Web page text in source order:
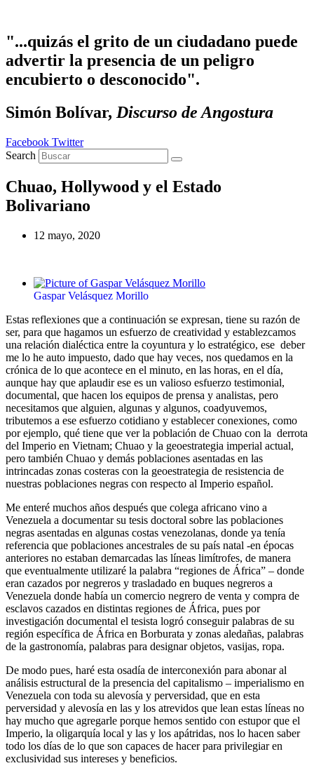
contenido
"...quizás el grito de un ciudadano puede
advertir la presencia de un peligro
encubierto o desconocido".
Simón Bolívar, Discurso de Angostura
Facebook Twitter
Search
Chuao, Hollywood y el Estado
Bolivariano
12 mayo, 2020
Gaspar Velásquez Morillo
Estas reflexiones que a continuación se expresan, tiene su razón de
ser, para que hagamos un esfuerzo de creatividad y establezcamos
una relación dialéctica entre la coyuntura y lo estratégico, ese deber
me lo he auto impuesto, dado que hay veces, nos quedamos en la
crónica de lo que acontece en el minuto, en las horas, en el día,
aunque hay que aplaudir ese es un valioso esfuerzo testimonial,
documental, que hacen los equipos de prensa y analistas, pero
necesitamos que alguien, algunas y algunos, coadyuvemos,
tributemos a ese esfuerzo cotidiano y establecer conexiones, como
por ejemplo, qué tiene que ver la población de Chuao con la derrota
del Imperio en Vietnam; Chuao y la geoestrategia imperial actual,
pero también Chuao y demás poblaciones asentadas en las
intrincadas zonas costeras con la geoestrategia de resistencia de
nuestras poblaciones negras con respecto al Imperio español.
Me enteré muchos años después que colega africano vino a
Venezuela a documentar su tesis doctoral sobre las poblaciones
negras asentadas en algunas costas venezolanas, donde ya tenía
referencia que poblaciones ancestrales de su país natal -en épocas
anteriores no estaban demarcadas las líneas limítrofes, de manera
que eventualmente utilizaré la palabra “regiones de África” – donde
eran cazados por negreros y trasladado en buques negreros a
Venezuela donde había un comercio negrero de venta y compra de
esclavos cazados en distintas regiones de África, pues por
investigación documental el tesista logró conseguir palabras de su
región específica de África en Borburata y zonas aledañas, palabras
de la gastronomía, palabras para designar objetos, vasijas, ropa.
De modo pues, haré esta osadía de interconexión para abonar al
análisis estructural de la presencia del capitalismo – imperialismo en
Venezuela con toda su alevosía y perversidad, que en esta
perversidad y alevosía en las y los atrevidos que lean estas líneas no
hay mucho que agregarle porque hemos sentido con estupor que el
Imperio, la oligarquía local y las y los apátridas, nos lo hacen saber
todo los días de lo que son capaces de hacer para privilegiar en
exclusividad sus intereses y beneficios.